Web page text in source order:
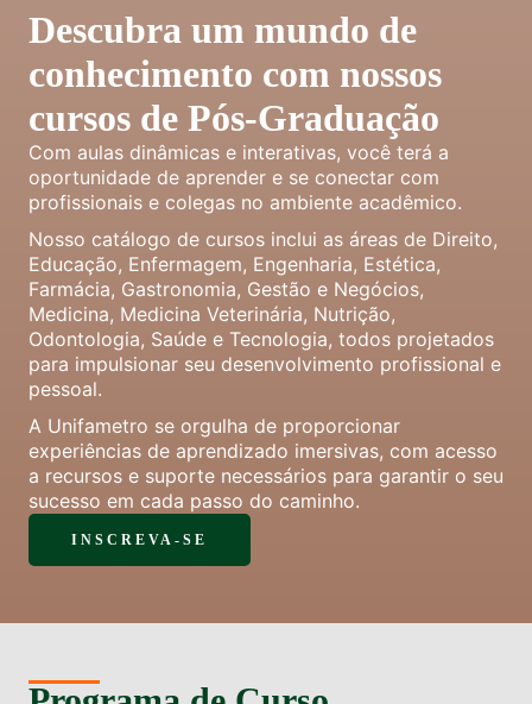
Descubra um mundo de
conhecimento com nossos
cursos de Pós-Graduação
Com aulas dinâmicas e interativas, você terá a
oportunidade de aprender e se conectar com
profissionais e colegas no ambiente acadêmico.
Nosso catálogo de cursos inclui as áreas de Direito,
Educação, Enfermagem, Engenharia, Estética,
Farmácia, Gastronomia, Gestão e Negócios,
Medicina, Medicina Veterinária, Nutrição,
Odontologia, Saúde e Tecnologia, todos projetados
para impulsionar seu desenvolvimento profissional e
pessoal.
A Unifametro se orgulha de proporcionar
experiências de aprendizado imersivas, com acesso
a recursos e suporte necessários para garantir o seu
sucesso em cada passo do caminho.
INSCREVA-SE